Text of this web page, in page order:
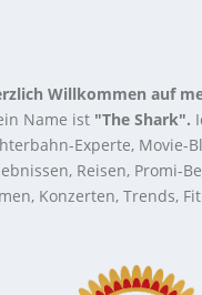
Willkommen auf
Name ist "The Shark".
Experte, Movie-
Reisen, Promi-
Konzerten, Trends,